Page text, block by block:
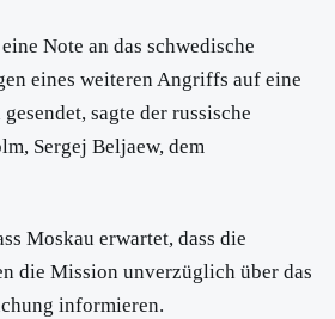
Note an das schwedische
eines weiteren Angriffs auf eine
sagte der russische
Sergej Beljaew, dem
Moskau erwartet, dass die
die Mission unverzüglich über das
informieren.